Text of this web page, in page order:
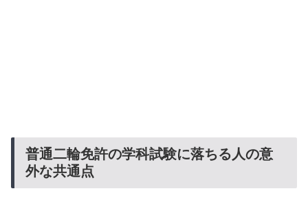
普通二輪免許の学科試験に落ちる人の意
外な共通点